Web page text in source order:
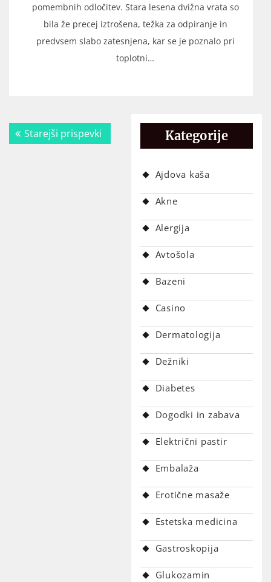
pomembnih odločitev. Stara lesena dvižna vrata so
bila že precej iztrošena, težka za odpiranje in
predvsem slabo zatesnjena, kar se je poznalo pri
toplotni…
Navigacija
prispevkov
Starejši prispevki Kategorije
Ajdova kaša
Akne
Alergija
Avtošola
Bazeni
Casino
Dermatologija
Dežniki
Diabetes
Dogodki in zabava
Električni pastir
Embalaža
Erotične masaže
Estetska medicina
Gastroskopija
Glukozamin